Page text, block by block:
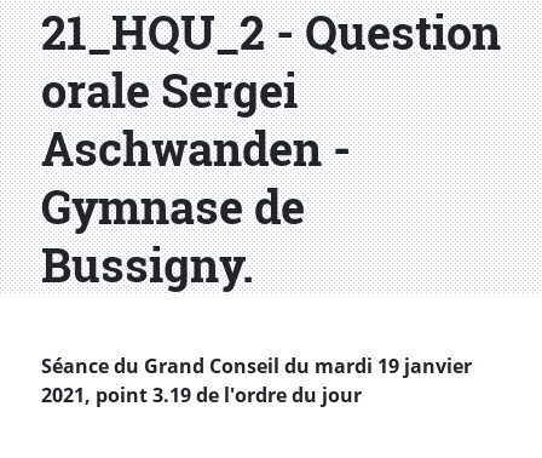
21_HQU_2 - Question
orale Sergei
Aschwanden -
Gymnase de
Bussigny.
Séance du Grand Conseil du mardi 19 janvier
2021, point 3.19 de l'ordre du jour